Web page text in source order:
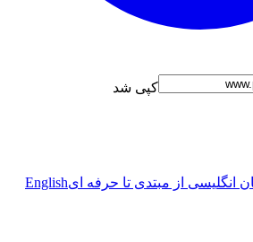
کپی شد
انگلیسی از مبتدی تا حرفه ایEnglish